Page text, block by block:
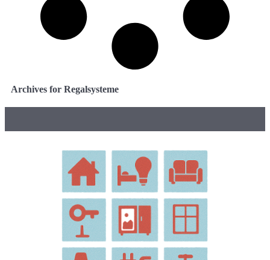
Archives for Regalsysteme